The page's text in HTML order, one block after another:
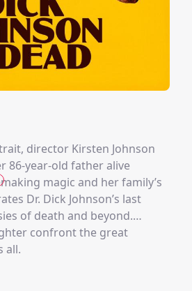
director Kirsten Johnson
86-year-old father alive
magic and her family’s
Dr. Dick Johnson’s last
of death and beyond.
confront the great
all.